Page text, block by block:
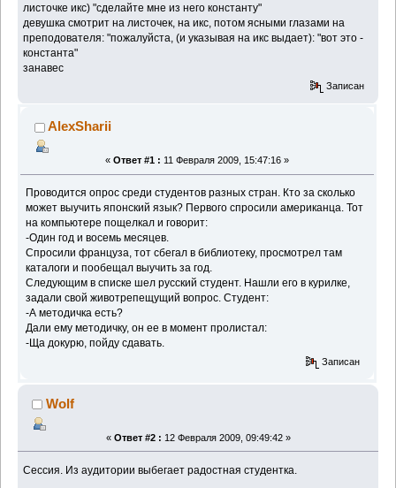
листочке икс) "сделайте мне из него константу"
девушка смотрит на листочек, на икс, потом ясными глазами на
преподователя: "пожалуйста, (и указывая на икс выдает): "вот это -
константа"
занавес
Записан
AlexSharii
« Ответ #1 : 11 Февраля 2009, 15:47:16 »
Проводится опрос среди студентов разных стран. Кто за сколько
может выучить японский язык? Первого спросили американца. Тот
на компьютере пощелкал и говорит:
-Один год и восемь месяцев.
Спросили француза, тот сбегал в библиотеку, просмотрел там
каталоги и пообещал выучить за год.
Следующим в списке шел русский студент. Нашли его в курилке,
задали свой животрепещущий вопрос. Студент:
-А методичка есть?
Дали ему методичку, он ее в момент пролистал:
-Ща докурю, пойду сдавать.
Записан
Wolf
« Ответ #2 : 12 Февраля 2009, 09:49:42 »
Сессия. Из аудитории выбегает радостная студентка.